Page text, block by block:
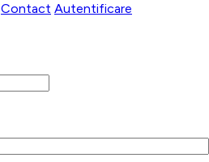
Contact Autentificare